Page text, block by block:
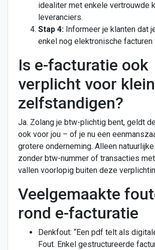
idealiter met enkele vertrouwde
leveranciers.
Stap 4: Informeer je klanten dat
enkel nog elektronische facturen
Is e-facturatie ook
verplicht voor
zelfstandigen?
Ja. Zolang je btw-plichtig bent, geldt
ook voor jou – of je nu een
grotere onderneming. Alleen
zonder btw-nummer of transacties
vallen voorlopig buiten deze
Veelgemaakte
rond e-facturatie
Denkfout: “Een pdf telt als
Fout. Enkel gestructureerde